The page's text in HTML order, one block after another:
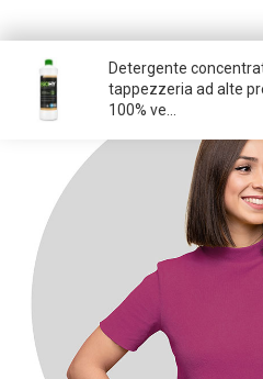
Detergente
tappezzeria ad alte
100% ve...